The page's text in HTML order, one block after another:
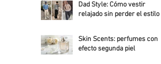
Dad Style: Cómo vestir
relajado sin perder el estilo
Skin Scents: perfumes con
efecto segunda piel